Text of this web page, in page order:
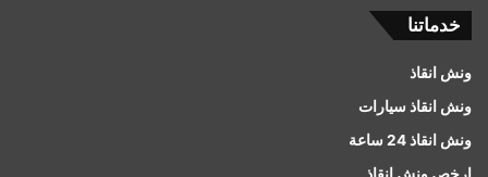
خدماتنا
ونش انقاذ
ونش انقاذ سيارات
ونش انقاذ 24 ساعة